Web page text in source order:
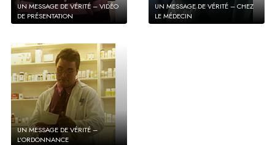
UN MESSAGE DE VÉRITÉ – VIDÉO
DE PRÉSENTATION
UN MESSAGE DE VÉRITÉ – CHEZ
LE MÉDECIN
UN MESSAGE DE VÉRITÉ –
L’ORDONNANCE